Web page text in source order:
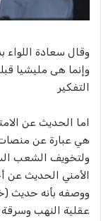
وقال سعادة اللواء
وإنما هى مليشيا
التفكير
اما الحديث عن
هي عبارة عن
ولتخويف الشعب
الأمني الحديث عن
ووصفه بأنه حديث
عقلية النهب وسرقة